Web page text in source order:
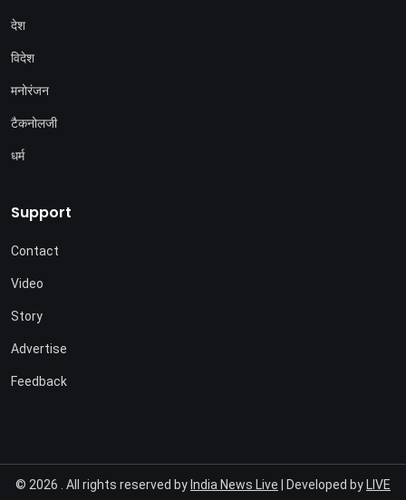
देश
विदेश
मनोरंजन
टैकनोलजी
धर्म
Support
Contact
Video
Story
Advertise
Feedback
© 2026 . All rights reserved by India News Live | Developed by LIVE